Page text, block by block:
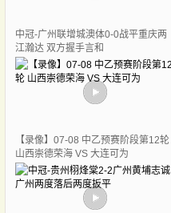
中冠-广州联增城澳体0-0战平重庆两
江瀚达 双方握手言和
【录像】07-08 中乙预赛阶段第12轮
山西崇德荣海 VS 大连可为